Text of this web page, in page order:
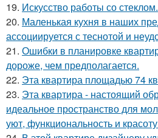
19. Искусство работы со стеклом.
20. Маленькая кухня в наших
ассоциируется с теснотой и
21. Ошибки в планировке
дороже, чем предполагается.
22. Эта квартира площадью 74
23. Эта квартира - настоящий
идеальное пространство для
уют, функциональность и